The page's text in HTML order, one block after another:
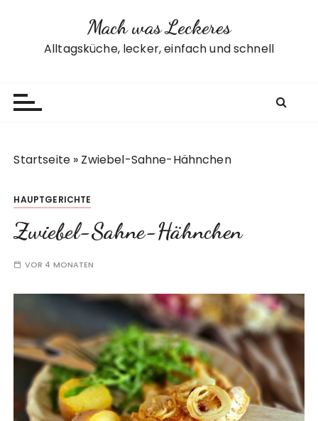
Mach was Leckeres
Alltagsküche, lecker, einfach und schnell
Startseite » Zwiebel-Sahne-Hähnchen
HAUPTGERICHTE
Zwiebel-Sahne-Hähnchen
VOR 4 MONATEN